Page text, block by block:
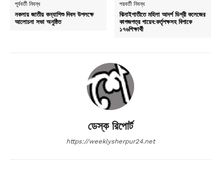
পূর্ববর্তী নিবন্ধ
নকলায় জাতীয় কন্যাশিশু দিবস উপলক্ষে
আলোচনা সভা অনুষ্ঠিত
পরবর্তী নিবন্ধ
ঝিনাইগাতীতে মহিলা আদর্শ ডিগ্রী কলেজের
কাগজপত্র গায়েব:কর্তৃপক্ষসহ বিপাকে
১৭৬শিক্ষার্থী
ডেস্ক রিপোর্ট
https://weeklysherpur24.net